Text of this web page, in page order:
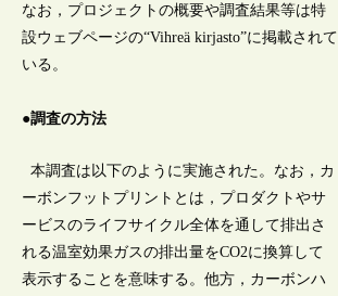
なお，プロジェクトの概要や調査結果等は特
設ウェブページの“Vihreä kirjasto”に掲載されて
いる。
●調査の方法
本調査は以下のように実施された。なお，カ
ーボンフットプリントとは，プロダクトやサ
ービスのライフサイクル全体を通して排出さ
れる温室効果ガスの排出量をCO2に換算して
表示することを意味する。他方，カーボンハ